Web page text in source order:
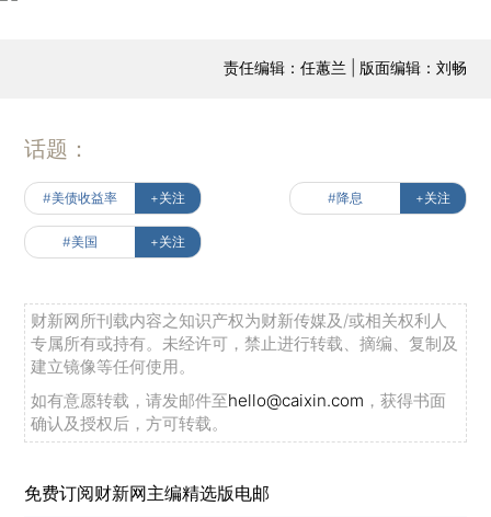
责任编辑：任蕙兰 | 版面编辑：刘畅
话题：
#美债收益率 +关注 #降息 +关注
#美国 +关注
财新网所刊载内容之知识产权为财新传媒及/或相关权利人
专属所有或持有。未经许可，禁止进行转载、摘编、复制及
建立镜像等任何使用。
如有意愿转载，请发邮件至hello@caixin.com ，获得书面
确认及授权后，方可转载。
免费订阅财新网主编精选版电邮